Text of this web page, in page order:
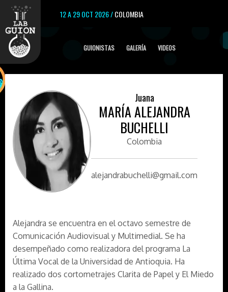
12 A 29 OCT 2026 /COLOMBIA
GUIONISTAS GALERÍA VIDEOS
Juana
MARÍA ALEJANDRA
BUCHELLI
Colombia
alejandrabuchelli@gmail.com
Alejandra se encuentra en el octavo semestre de
Comunicación Audiovisual y Multimedial. Se ha
desempeñado como realizadora del programa La
Última Vocal de la Universidad de Antioquia. Ha
realizado dos cortometrajes Clarita de Papel y El Miedo
a la Gallina.